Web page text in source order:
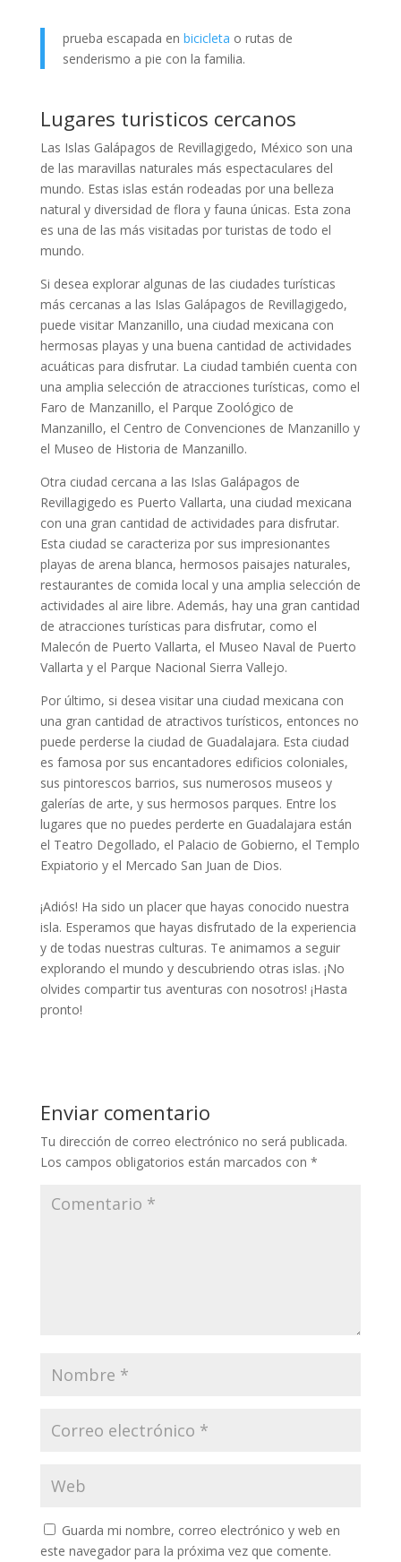
prueba escapada en bicicleta o rutas de
senderismo a pie con la familia.
Lugares turisticos cercanos
Las Islas Galápagos de Revillagigedo, México son una
de las maravillas naturales más espectaculares del
mundo. Estas islas están rodeadas por una belleza
natural y diversidad de flora y fauna únicas. Esta zona
es una de las más visitadas por turistas de todo el
mundo.
Si desea explorar algunas de las ciudades turísticas
más cercanas a las Islas Galápagos de Revillagigedo,
puede visitar Manzanillo, una ciudad mexicana con
hermosas playas y una buena cantidad de actividades
acuáticas para disfrutar. La ciudad también cuenta con
una amplia selección de atracciones turísticas, como el
Faro de Manzanillo, el Parque Zoológico de
Manzanillo, el Centro de Convenciones de Manzanillo y
el Museo de Historia de Manzanillo.
Otra ciudad cercana a las Islas Galápagos de
Revillagigedo es Puerto Vallarta, una ciudad mexicana
con una gran cantidad de actividades para disfrutar.
Esta ciudad se caracteriza por sus impresionantes
playas de arena blanca, hermosos paisajes naturales,
restaurantes de comida local y una amplia selección de
actividades al aire libre. Además, hay una gran cantidad
de atracciones turísticas para disfrutar, como el
Malecón de Puerto Vallarta, el Museo Naval de Puerto
Vallarta y el Parque Nacional Sierra Vallejo.
Por último, si desea visitar una ciudad mexicana con
una gran cantidad de atractivos turísticos, entonces no
puede perderse la ciudad de Guadalajara. Esta ciudad
es famosa por sus encantadores edificios coloniales,
sus pintorescos barrios, sus numerosos museos y
galerías de arte, y sus hermosos parques. Entre los
lugares que no puedes perderte en Guadalajara están
el Teatro Degollado, el Palacio de Gobierno, el Templo
Expiatorio y el Mercado San Juan de Dios.
¡Adiós! Ha sido un placer que hayas conocido nuestra
isla. Esperamos que hayas disfrutado de la experiencia
y de todas nuestras culturas. Te animamos a seguir
explorando el mundo y descubriendo otras islas. ¡No
olvides compartir tus aventuras con nosotros! ¡Hasta
pronto!
Enviar comentario
Tu dirección de correo electrónico no será publicada.
Los campos obligatorios están marcados con *
Guarda mi nombre, correo electrónico y web en
este navegador para la próxima vez que comente.